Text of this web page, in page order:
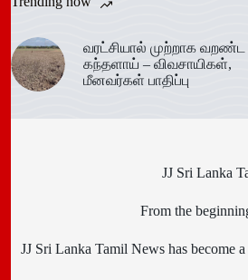
வரட்சியால் முற்றாக வறண்ட
கந்தளாய் – விவசாயிகள்,
மீனவர்கள் பாதிப்பு
JJ Sri Lanka
From the
JJ Sri Lanka Tamil News has become